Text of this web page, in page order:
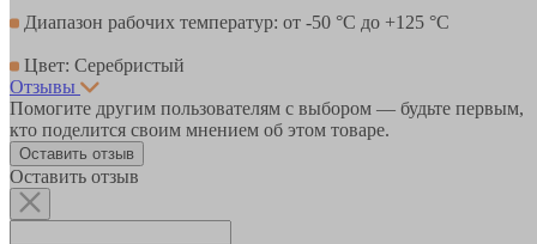
Диапазон рабочих температур: от -50 °С до +125 °С
Цвет: Серебристый
Отзывы
Помогите другим пользователям с выбором — будьте первым,
кто поделится своим мнением об этом товаре.
Оставить отзыв
Оставить отзыв